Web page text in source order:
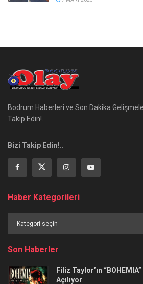
Bodrum Haberleri ve Son Dakika
Takip Edin!..
Bizi Takip Edin!..
Haber Kategorileri
Kategorileri
Son Haberler
Filiz Taylor’ın
Açılıyor